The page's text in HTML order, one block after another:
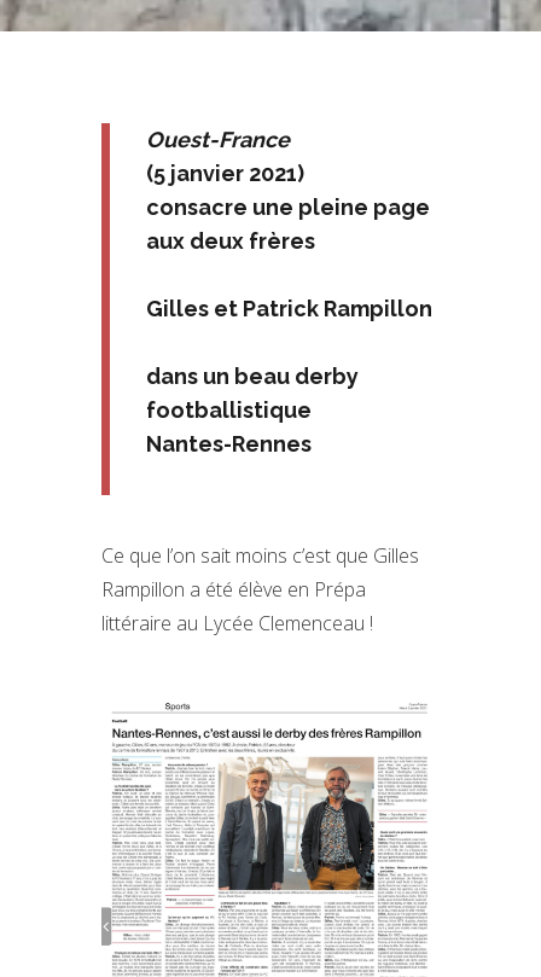
Ouest-France
(5 janvier 2021)
consacre une pleine page
aux deux frères
Gilles et Patrick Rampillon
dans un beau derby
footballistique
Nantes-Rennes
Ce que l’on sait moins c’est que Gilles
Rampillon a été élève en Prépa
littéraire au Lycée Clemenceau !